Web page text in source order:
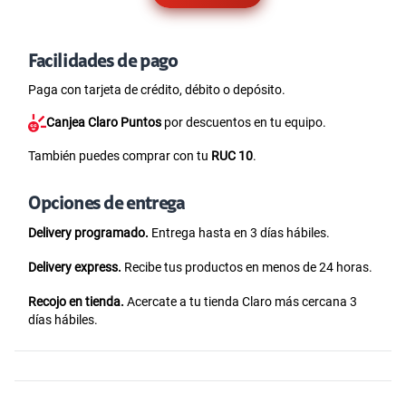
Facilidades de pago
Paga con tarjeta de crédito, débito o depósito.
Canjea Claro Puntos por descuentos en tu equipo.
También puedes comprar con tu RUC 10.
Opciones de entrega
Delivery programado. Entrega hasta en 3 días hábiles.
Delivery express. Recibe tus productos en menos de 24 horas.
Recojo en tienda. Acercate a tu tienda Claro más cercana 3
días hábiles.